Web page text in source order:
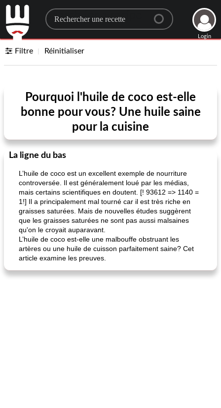
Search for a recipe
Login
Filtre Réinitialiser
Pourquoi l'huile de coco est-elle
bonne pour vous? Une huile saine
pour la cuisine
La ligne du bas
L’huile de coco est un excellent exemple de nourriture
controversée. Il est généralement loué par les médias,
mais certains scientifiques en doutent. [! 93612 => 1140 =
1!] Il a principalement mal tourné car il est très riche en
graisses saturées. Mais de nouvelles études suggèrent
que les graisses saturées ne sont pas aussi malsaines
qu'on le croyait auparavant.
L’huile de coco est-elle une malbouffe obstruant les
artères ou une huile de cuisson parfaitement saine? Cet
article examine les preuves.